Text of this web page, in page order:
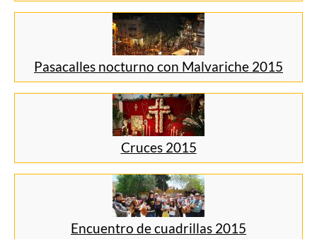
Pasacalles nocturno con Malvariche 2015
Cruces 2015
Encuentro de cuadrillas 2015